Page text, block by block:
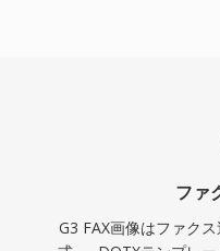
ファ
G3 FAX画像はファク